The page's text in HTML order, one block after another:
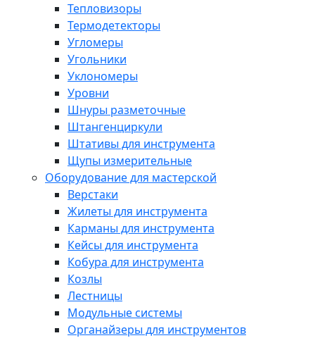
Тепловизоры
Термодетекторы
Угломеры
Угольники
Уклономеры
Уровни
Шнуры разметочные
Штангенциркули
Штативы для инструмента
Щупы измерительные
Оборудование для мастерской
Верстаки
Жилеты для инструмента
Карманы для инструмента
Кейсы для инструмента
Кобура для инструмента
Козлы
Лестницы
Модульные системы
Органайзеры для инструментов